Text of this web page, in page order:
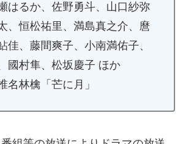
はるか、佐野勇斗、山口紗弥
、恒松祐里、満島真之介、麿
佳、藤間爽子、小南満佑子、
國村隼、松坂慶子 ほか
名林檎「芒に月」